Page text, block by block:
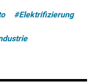
#Elektrifizierung